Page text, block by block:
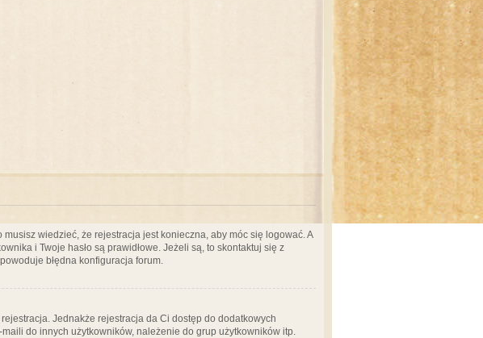
wiedzieć, że rejestracja jest konieczna, aby móc się logować. A
i Twoje hasło są prawidłowe. Jeżeli są, to skontaktuj się z
błędna konfiguracja forum.
Jednakże rejestracja da Ci dostęp do dodatkowych
do innych użytkowników, należenie do grup użytkowników itp.